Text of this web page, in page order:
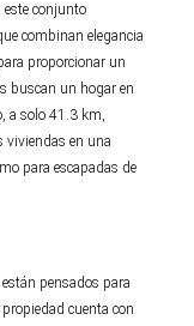
este conjunto
combinan elegancia
proporcionar un
buscan un hogar en
a solo 41.3 km,
viviendas en una
para escapadas de
pensados para
cuenta con